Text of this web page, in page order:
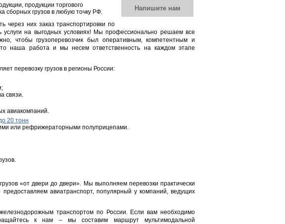
Напишите нам
продукции торгового
сборных грузов в любую точку РФ.
них заказ транспортировки по
на выгодных условиях! Мы профессионально решаем все
чтобы грузоперевозчик был оперативным, компетентным и
наша работа и мы несем ответственность на каждом этапе
перевозку грузов в регионы России:
связи.
авиакомпаний.
20 тонн
или рефрижераторными полуприцепами.
«от двери до двери». Мы выполняем перевозки практически
авиатранспорт, популярный у компаний, ведущих
транспортом по России. Если вам необходимо
к нам – мы составим маршрут мультимодальной